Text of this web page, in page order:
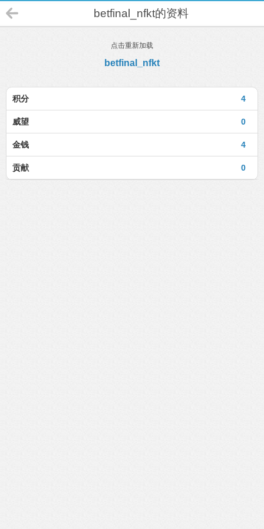
betfinal_nfkt的资料
点击重新加载
betfinal_nfkt
4
积分
0
威望
4
金钱
0
贡献